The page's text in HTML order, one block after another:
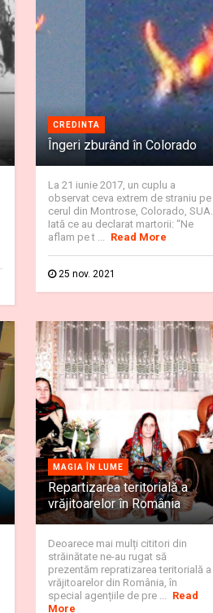
CREDINTA
Îngeri zburând în Colorado
La 21 iunie 2017, un cuplu a
observat ceva extrem de straniu pe
cerul din Montrose, Colorado, SUA.
Iată ce au declarat martorii: “Ne
aflam pe t ... Read More
25 nov. 2021
MAGIA ÎN LUME
Repartizarea teritorială a
vrăjitoarelor în România
Deoarece mai mulți cititori din
străinătate ne-au rugat să
prezentăm repratizarea teritorială a
vrăjitoarelor din România, în
special agențiile de pre ... Read
More